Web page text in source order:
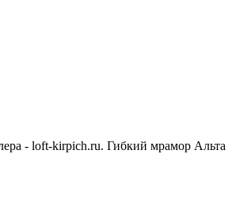
- loft-kirpich.ru. Гибкий мрамор Альта